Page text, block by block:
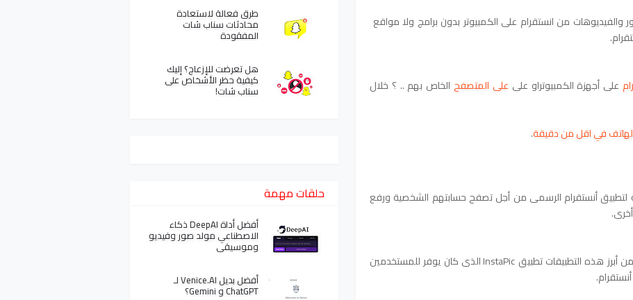
من انستقرام على الكمبيوتر بدون برامج ولا مواقع
على أجهزة الكمبيوتراو على على المتصفحالخاص بهم .. ؟ خلال
في اقل من دقيقة.
لتطبيق أنستقرام الرسمى من أجل تصفح حسابتهم الشخصية ورفع
كثيرة من خلال شاشة الكمبيوتر، وكان من أبرز هذه التطبيقات تطبيق InstaPic الذى كان يوفر للمستخدمين
طرق فعالة لاستعادة
محادثات سناب شات
المفقودة
هل تعرضت للإزعاج؟ إليك
كيفية حظر الأشخاص على
سناب شات!
حلقات مهمة
أفضل أداة DeepAI ذكاء
الاصطناعي مولد صور وفيديو
وموسيقى
أفضل بديل Venice.AI لـ
ChatGPT و Gemini؟